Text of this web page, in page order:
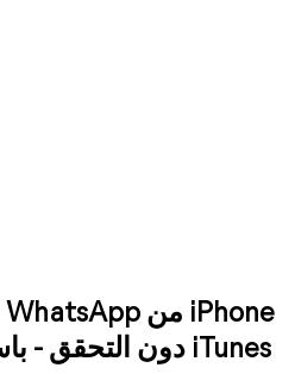
إلى iPhone دون التحقق - باستخدام iTunes